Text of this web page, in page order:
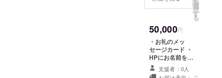
ジナルフレイム
ストーンネック
レス１個 ・オリ
ジナルＴシャツ
１枚 ・参加団体
1団体のオリジナ
ルグッズ１個
を
選
択
す
る
50,000円
・お礼のメッ
セージカード ・
HPにお名前を大
きく掲載 ・チ
ケット５枚 ・公
支援者：0人